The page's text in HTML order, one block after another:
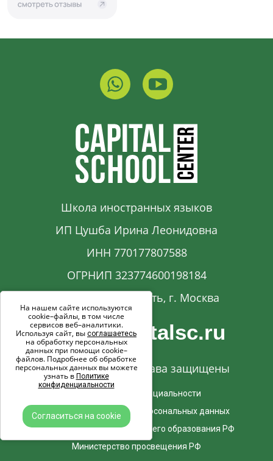
Школа иностранных языков
ИП Цушба Ирина Леонидовна
ИНН 770177807588
ОГРНИП 323774600198184
Московская область, г. Москва
info@capitalsc.ru
© 2017-2026. Все права защищены
Политика конфиденциальности
Согласие на обработку персональных данных
Министерство науки и Высшего образования РФ
Министерство просвещения РФ
На нашем сайте используются
cookie–файлы, в том числе
сервисов веб–аналитики.
Используя сайт, вы соглашаетесь
на обработку персональных
данных при помощи cookie–
файлов. Подробнее об обработке
персональных данных вы можете
узнать в Политике
конфиденциальности
Согласиться на cookie